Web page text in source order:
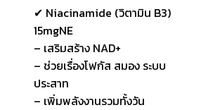
✔ Niacinamide (วิตามิน B3)
15mgNE
– เสริมสร้าง NAD+
– ช่วยเรื่องโฟกัส สมอง ระบบ
ประสาท
– เพิ่มพลังงานรวมทั้งวัน